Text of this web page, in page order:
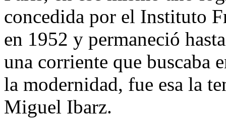
concedida por el Instituto
en 1952 y permaneció
una corriente que buscaba
la modernidad, fue esa la
Miguel Ibarz.